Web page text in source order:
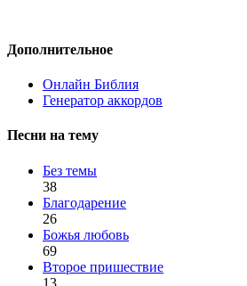
Дополнительное
Онлайн Библия
Генератор аккордов
Песни на тему
Без темы
38
Благодарение
26
Божья любовь
69
Второе пришествие
13